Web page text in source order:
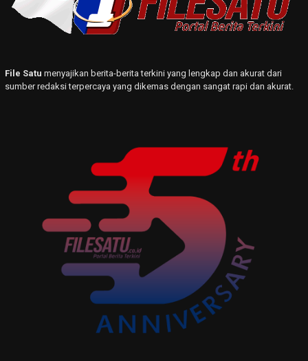
File Satu menyajikan berita-berita terkini yang lengkap dan akurat dari
sumber redaksi terpercaya yang dikemas dengan sangat rapi dan akurat.